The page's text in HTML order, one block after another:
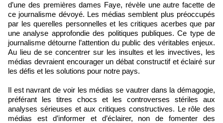
d’une des premières dames Faye, révèle une autre facette de
ce journalisme dévoyé. Les médias semblent plus préoccupés
par les querelles personnelles et les critiques acerbes que par
une analyse approfondie des politiques publiques. Ce type de
journalisme détourne l’attention du public des véritables enjeux.
Au lieu de se concentrer sur les insultes et les invectives, les
médias devraient encourager un débat constructif et éclairé sur
les défis et les solutions pour notre pays.
Il est navrant de voir les médias se vautrer dans la démagogie,
préférant les titres chocs et les controverses stériles aux
analyses sérieuses et aux critiques constructives. Le rôle des
médias est d’informer et d’éclairer, non de fomenter des